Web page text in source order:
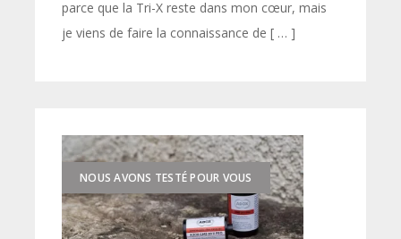
parce que la Tri-X reste dans mon cœur, mais
je viens de faire la connaissance de [ … ]
NOUS AVONS TESTÉ POUR VOUS